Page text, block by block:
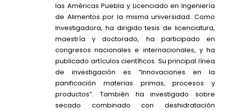
las Américas Puebla y Licenciado en Ingeniería
de Alimentos por la misma universidad. Como
Investigadora, ha dirigido tesis de licenciatura,
maestría y doctorado, ha participado en
congresos nacionales e internacionales, y ha
publicado artículos científicos. Su principal línea
de investigación es “Innovaciones en la
panificación materias primas, procesos y
productos”. También ha investigado sobre
secado combinado con deshidratación